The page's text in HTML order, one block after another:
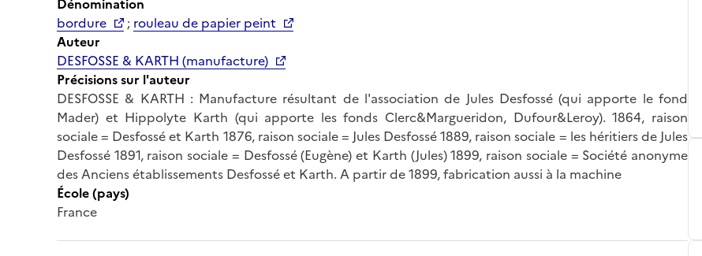
bordure
; rouleau de papier peint
Auteur
DESFOSSE & KARTH (manufacture)
Précisions sur l'auteur
DESFOSSE & KARTH : Manufacture résultant de l'association de Jules Desfossé (qui apporte le fond
Mader) et Hippolyte Karth (qui apporte les fonds Clerc&Margueridon, Dufour&Leroy). 1864, raison
sociale = Desfossé et Karth 1876, raison sociale = Jules Desfossé 1889, raison sociale = les héritiers de Jules
Desfossé 1891, raison sociale = Desfossé (Eugène) et Karth (Jules) 1899, raison sociale = Société anonyme
des Anciens établissements Desfossé et Karth. A partir de 1899, fabrication aussi à la machine
École (pays)
France